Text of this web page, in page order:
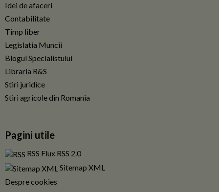
Idei de afaceri
Contabilitate
Timp liber
Legislatia Muncii
Blogul Specialistului
Libraria R&S
Stiri juridice
Stiri agricole din Romania
Pagini utile
RSS Flux RSS 2.0
Sitemap XML
Despre cookies